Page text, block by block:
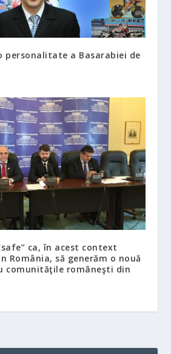
personalitate a Basarabiei de
ca, în acest context
România, să generăm o nouă
comunităţile româneşti din